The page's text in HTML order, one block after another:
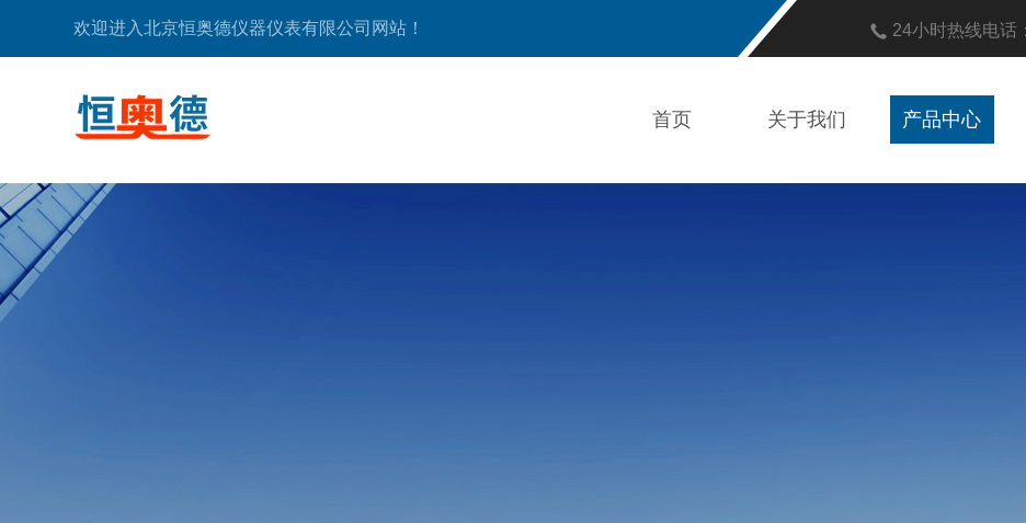
欢迎进入北京恒奥德仪器仪表有限公司网站！ 24小时热线电话：
首页 关于我们 产品中心